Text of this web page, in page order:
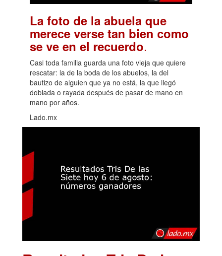
La foto de la abuela que
merece verse tan bien como
se ve en el recuerdo.
Casi toda familia guarda una foto vieja que quiere
rescatar: la de la boda de los abuelos, la del
bautizo de alguien que ya no está, la que llegó
doblada o rayada después de pasar de mano en
mano por años.
Lado.mx